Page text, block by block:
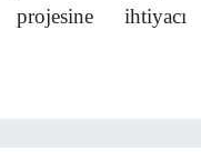
ihtiyacı